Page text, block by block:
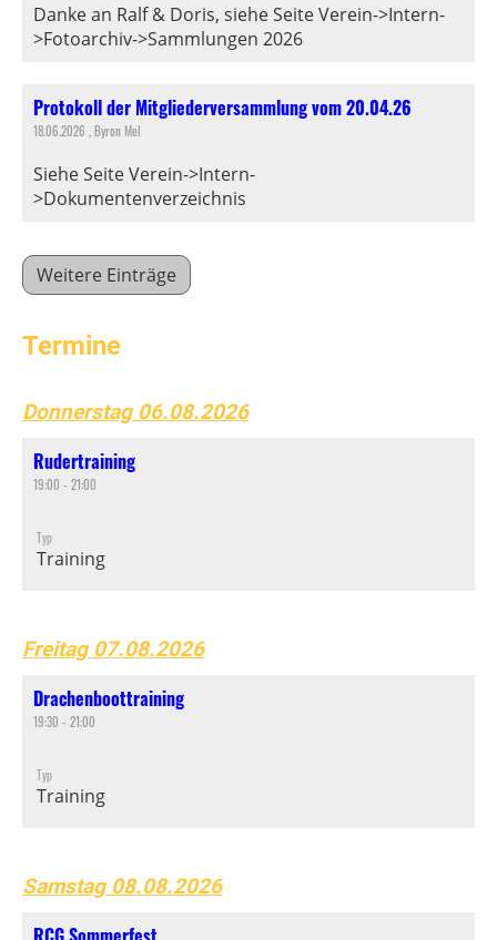
Danke an Ralf & Doris, siehe Seite Verein->Intern-
>Fotoarchiv->Sammlungen 2026
Protokoll der Mitgliederversammlung vom 20.04.26
18.06.2026 , Byron Mel
Siehe Seite Verein->Intern-
>Dokumentenverzeichnis
Weitere Einträge
Termine
Donnerstag 06.08.2026
Rudertraining
19:00 - 21:00
Typ
Training
Freitag 07.08.2026
Drachenboottraining
19:30 - 21:00
Typ
Training
Samstag 08.08.2026